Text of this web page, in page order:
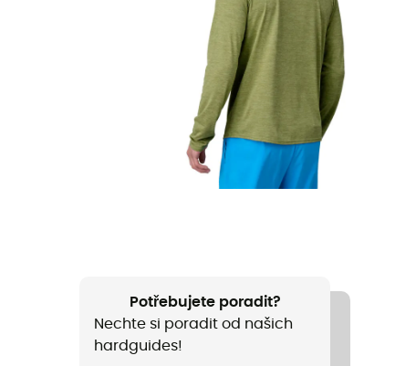
Potřebujete poradit?
Nechte si poradit od našich
hardguides!